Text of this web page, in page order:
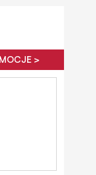
>